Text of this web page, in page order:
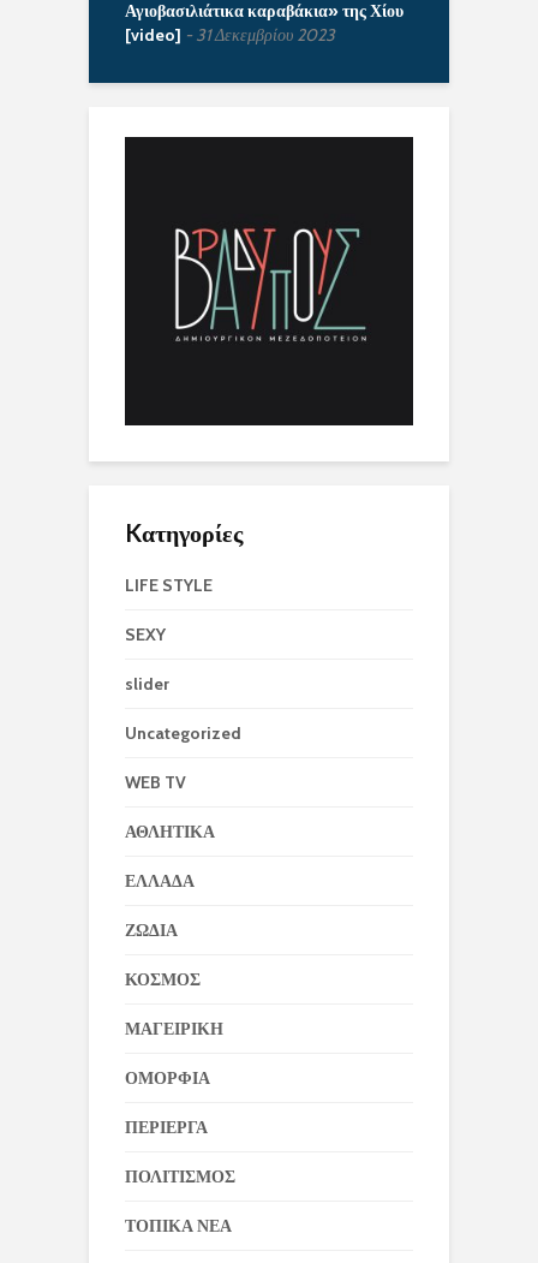
Αγιοβασιλιάτικα καραβάκια» της Χίου
[video]
31 Δεκεμβρίου 2023
Kατηγορίες
LIFE STYLE
SEXY
slider
Uncategorized
WEB TV
ΑΘΛΗΤΙΚΑ
ΕΛΛΑΔΑ
ΖΩΔΙΑ
ΚΟΣΜΟΣ
ΜΑΓΕΙΡΙΚΗ
ΟΜΟΡΦΙΑ
ΠΕΡΙΕΡΓΑ
ΠΟΛΙΤΙΣΜΟΣ
ΤΟΠΙΚΑ ΝΕΑ